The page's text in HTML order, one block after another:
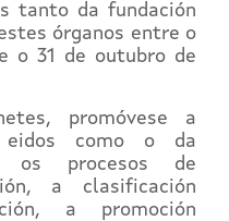
tanto da fundación
órganos entre o
o 31 de outubro de
promóvese a
eidos como o da
os procesos de
a clasificación
a promoción